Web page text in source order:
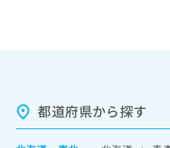
都道府県から探す